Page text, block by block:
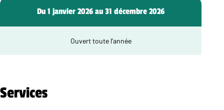
Du 1 janvier 2026 au 31 décembre 2026
Ouvert toute l’année
Services